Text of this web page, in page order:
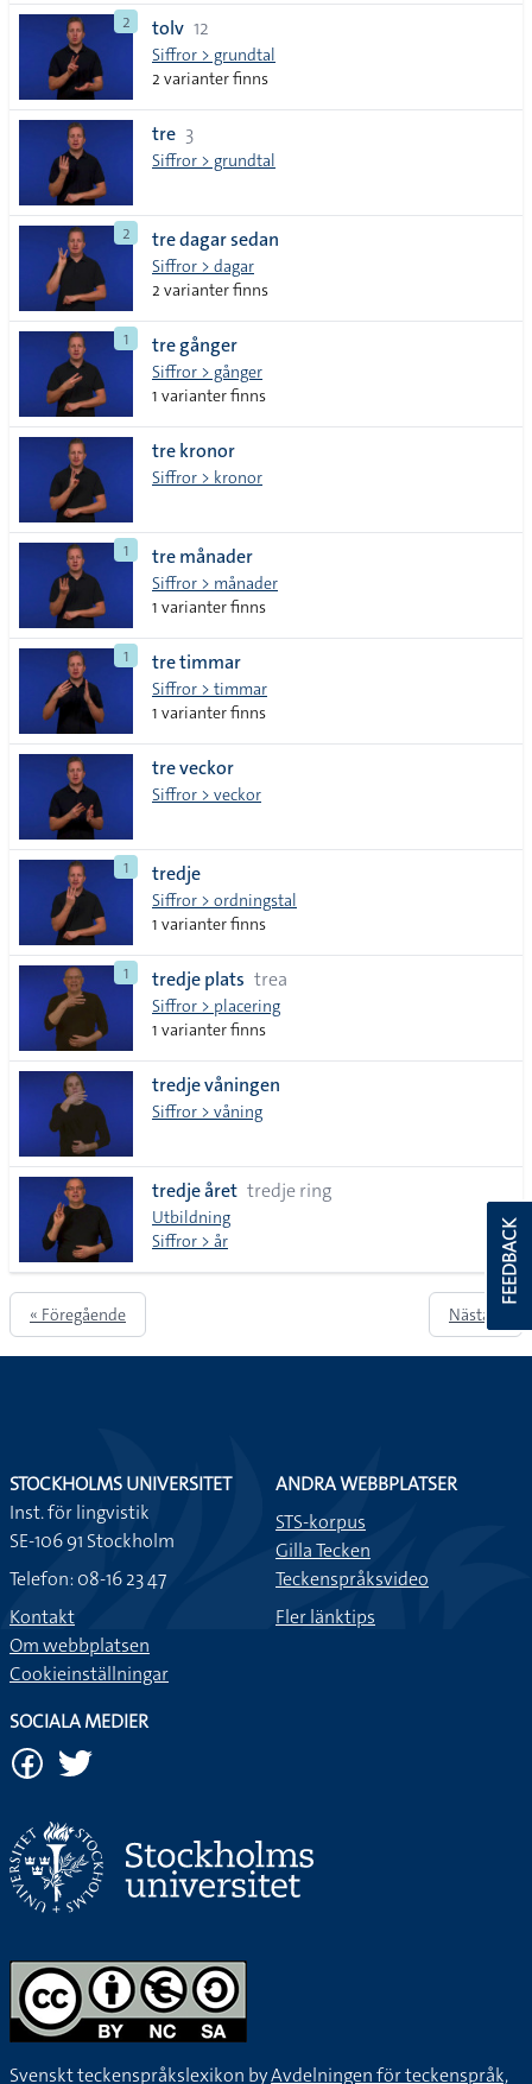
2 tolv 12
Siffror > grundtal
2 varianter finns
tre 3
Siffror > grundtal
2 tre dagar sedan
Siffror > dagar
2 varianter finns
1 tre gånger
Siffror > gånger
1 varianter finns
tre kronor
Siffror > kronor
1 tre månader
Siffror > månader
1 varianter finns
1 tre timmar
Siffror > timmar
1 varianter finns
tre veckor
Siffror > veckor
1 tredje
Siffror > ordningstal
1 varianter finns
1 tredje plats trea
Siffror > placering
1 varianter finns
tredje våningen
Siffror > våning
tredje året tredje ring
Utbildning
Siffror > år
« Föregående Nästa »
FEEDBACK
STOCKHOLMS UNIVERSITET
Inst. för lingvistik
SE-106 91 Stockholm
Telefon: 08-16 23 47
Kontakt
Om webbplatsen
Cookieinställningar
ANDRA WEBBPLATSER
STS-korpus
Gilla Tecken
Teckenspråksvideo
Fler länktips
SOCIALA MEDIER
Svenskt teckenspråkslexikon byAvdelningen för teckenspråk,